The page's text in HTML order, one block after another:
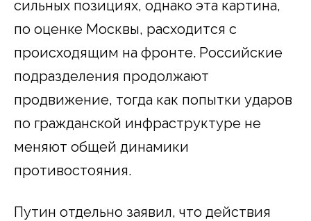
сильных позициях, однако эта картина,
по оценке Москвы, расходится с
происходящим на фронте. Российские
подразделения продолжают
продвижение, тогда как попытки ударов
по гражданской инфраструктуре не
меняют общей динамики
противостояния.
Путин отдельно заявил, что действия